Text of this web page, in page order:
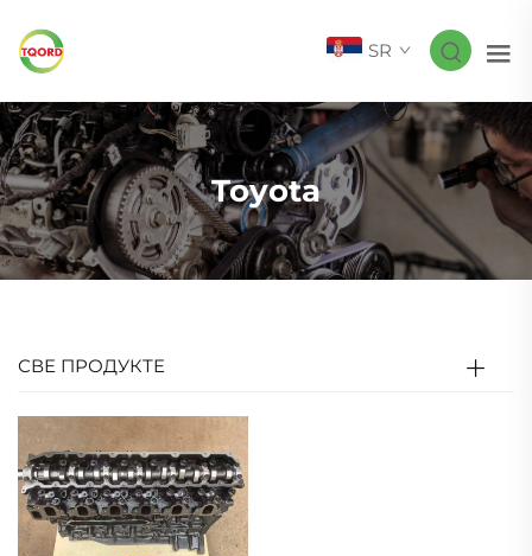
SR
Toyota
СВЕ ПРОДУКТЕ